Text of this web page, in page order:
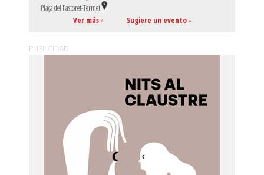
Plaça del Pastoret-Termet
Ver más» Sugiere un evento»
PUBLICIDAD